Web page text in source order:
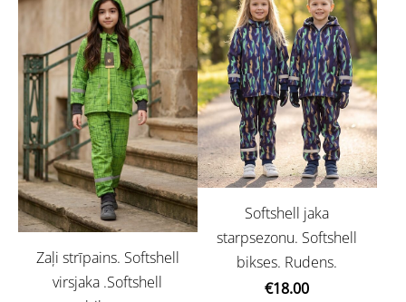
Zaļi strīpains. Softshell
virsjaka .Softshell
Softshell jaka
starpsezonu. Softshell
bikses. Rudens.
€18.00